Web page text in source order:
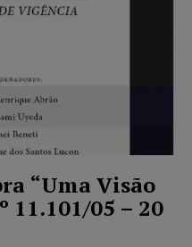
“Uma Visão
05 – 20